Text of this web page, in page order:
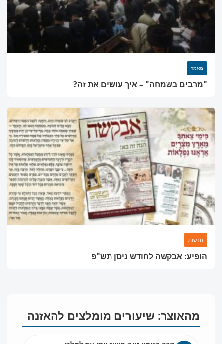
מאמר
"מרבים בשמחה" – איך עושים את זה?
חדשות
הופיע: אבקשה לחודש ניסן תש"פ
מהאוצר: שיעורים מומלצים להאזנה
מחפשים בית כנסת או
הכירו את האינדקס החדש והמקיף של בתי כנסת ברסלב
לכניסה לאינדקס ➔